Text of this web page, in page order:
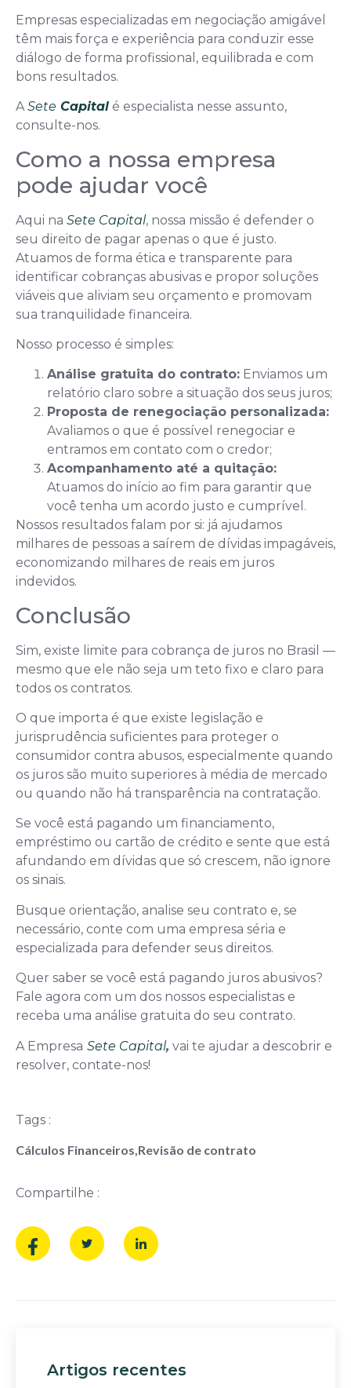
Empresas especializadas em negociação amigável
têm mais força e experiência para conduzir esse
diálogo de forma profissional, equilibrada e com
bons resultados.
ASete Capital é especialista nesse assunto,
consulte-nos.
Como a nossa empresa
pode ajudar você
Aqui na Sete Capital, nossa missão é defender o
seu direito de pagar apenas o que é justo.
Atuamos de forma ética e transparente para
identificar cobranças abusivas e propor soluções
viáveis que aliviam seu orçamento e promovam
sua tranquilidade financeira.
Nosso processo é simples:
Análise gratuita do contrato: Enviamos um
relatório claro sobre a situação dos seus juros;
Proposta de renegociação personalizada:
Avaliamos o que é possível renegociar e
entramos em contato com o credor;
Acompanhamento até a quitação:
Atuamos do início ao fim para garantir que
você tenha um acordo justo e cumprível.
Nossos resultados falam por si: já ajudamos
milhares de pessoas a saírem de dívidas impagáveis,
economizando milhares de reais em juros
indevidos.
Conclusão
Sim, existe limite para cobrança de juros no Brasil —
mesmo que ele não seja um teto fixo e claro para
todos os contratos.
O que importa é que existe legislação e
jurisprudência suficientes para proteger o
consumidor contra abusos, especialmente quando
os juros são muito superiores à média de mercado
ou quando não há transparência na contratação.
Se você está pagando um financiamento,
empréstimo ou cartão de crédito e sente que está
afundando em dívidas que só crescem, não ignore
os sinais.
Busque orientação, analise seu contrato e, se
necessário, conte com uma empresa séria e
especializada para defender seus direitos.
Quer saber se você está pagando juros abusivos?
Fale agora com um dos nossos especialistas e
receba uma análise gratuita do seu contrato.
A Empresa Sete Capital, vai te ajudar a descobrir e
resolver, contate-nos!
Tags :
Cálculos Financeiros,Revisão de contrato
Compartilhe :
Artigos recentes